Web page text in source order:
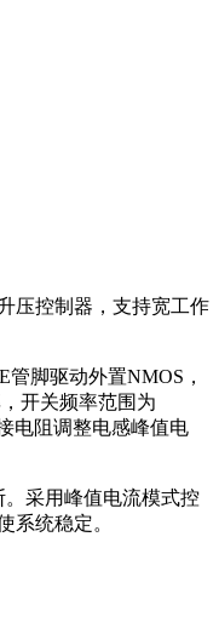
压控制器，支持宽工作
脚驱动外置NMOS，
开关频率范围为
电阻调整电感峰值电
采用峰值电流模式控
系统稳定。